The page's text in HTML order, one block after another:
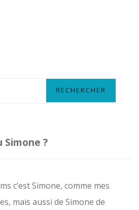
Simone ?
c’est Simone, comme mes
mais aussi de Simone de